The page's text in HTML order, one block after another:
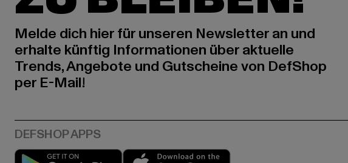
Melde dich hier für unseren Newsletter an und
erhalte künftig Informationen über aktuelle
Trends, Angebote und Gutscheine von DefShop
per E-Mail!
Play market